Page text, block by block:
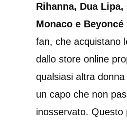
Rihanna, Dua
Monaco e Beyoncé
fan, che acquistano
dallo store online
qualsiasi altra
un capo che non
inosservato. Questo